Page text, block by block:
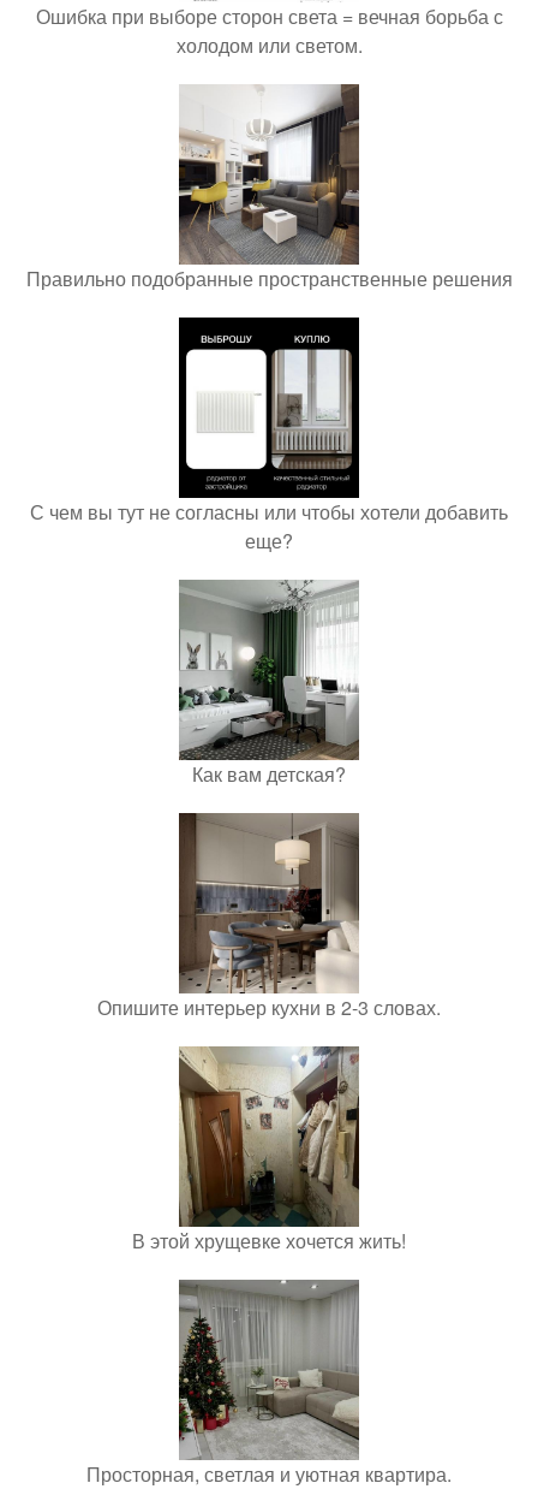
Ошибка при выборе сторон света = вечная борьба с
холодом или светом.
Правильно подобранные пространственные решения
С чем вы тут не согласны или чтобы хотели добавить
еще?
Как вам детская?
Опишите интерьер кухни в 2-3 словах.
В этой хрущевке хочется жить!
Просторная, светлая и уютная квартира.